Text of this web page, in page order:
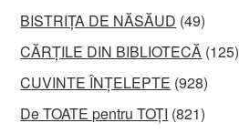
BISTRIȚA DE NĂSĂUD (49)
CĂRȚILE DIN BIBLIOTECĂ (125)
CUVINTE ÎNȚELEPTE (928)
De TOATE pentru TOȚI (821)